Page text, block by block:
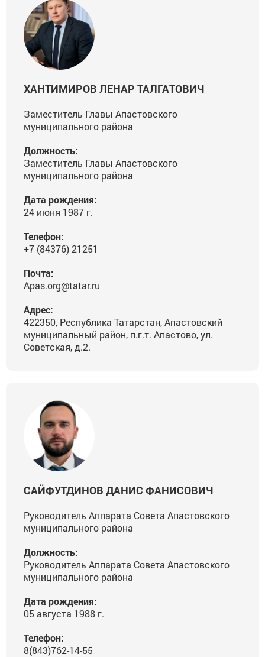
ХАНТИМИРОВ ЛЕНАР ТАЛГАТОВИЧ
Заместитель Главы Апастовского
муниципального района
Должность:
Заместитель Главы Апастовского
муниципального района
Дата рождения:
24 июня 1987 г.
Телефон:
+7 (84376) 21251
Почта:
Apas.org@tatar.ru
Адрес:
422350, Республика Татарстан, Апастовский
муниципальный район, п.г.т. Апастово, ул.
Советская, д.2.
САЙФУТДИНОВ ДАНИС ФАНИСОВИЧ
Руководитель Аппарата Совета Апастовского
муниципального района
Должность:
Руководитель Аппарата Совета Апастовского
муниципального района
Дата рождения:
05 августа 1988 г.
Телефон:
8(843)762-14-55